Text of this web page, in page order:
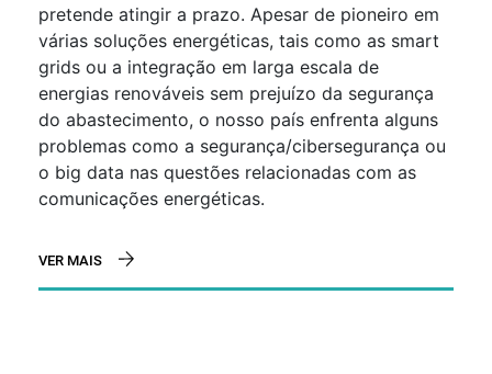
pretende atingir a prazo. Apesar de pioneiro em
várias soluções energéticas, tais como as smart
grids ou a integração em larga escala de
energias renováveis sem prejuízo da segurança
do abastecimento, o nosso país enfrenta alguns
problemas como a segurança/cibersegurança ou
o big data nas questões relacionadas com as
comunicações energéticas.
VER MAIS